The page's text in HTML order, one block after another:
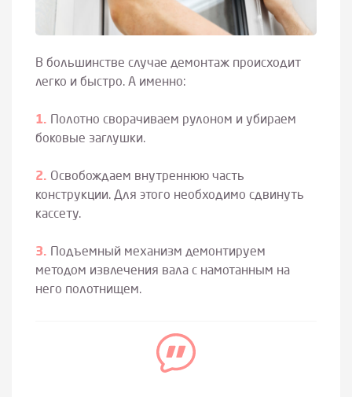
В большинстве случае демонтаж происходит
легко и быстро. А именно:
Полотно сворачиваем рулоном и убираем
боковые заглушки.
Освобождаем внутреннюю часть
конструкции. Для этого необходимо сдвинуть
кассету.
Подъемный механизм демонтируем
методом извлечения вала с намотанным на
него полотнищем.